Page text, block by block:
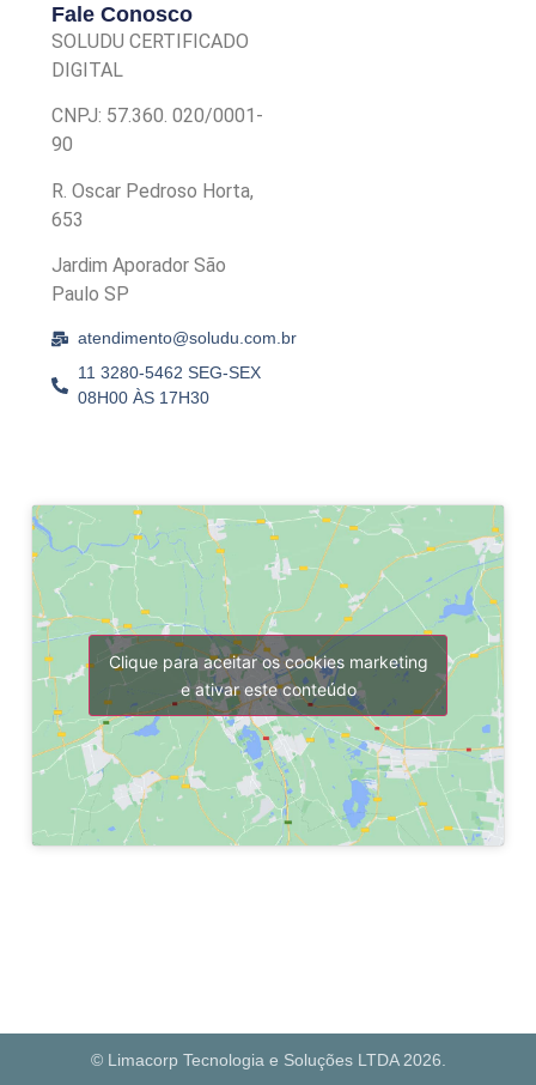
Fale Conosco
SOLUDU CERTIFICADO
DIGITAL
CNPJ: 57.360. 020/0001-
90
R. Oscar Pedroso Horta,
653
Jardim Aporador São
Paulo SP
atendimento@soludu.com.br
11 3280-5462 SEG-SEX
08H00 ÀS 17H30
Clique para aceitar os cookies marketing
e ativar este conteúdo
© Limacorp Tecnologia e Soluções LTDA 2026.